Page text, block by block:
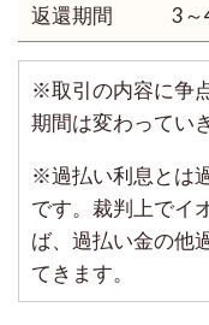
返還期間 3～
※取引の内容に争
期間は変わってい
※過払い利息とは
です。裁判上でイ
ば、過払い金の他
てきます。